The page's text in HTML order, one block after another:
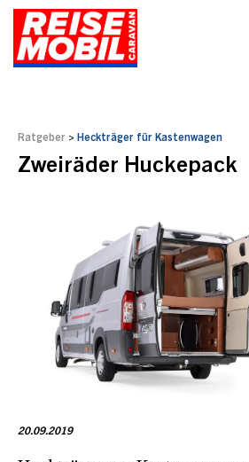
Ratgeber > Heckträger für Kastenwagen
Zweiräder Huckepack
20.09.2019